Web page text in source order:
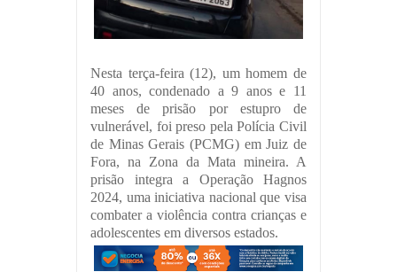
Nesta terça-feira (12), um homem de
40 anos, condenado a 9 anos e 11
meses de prisão por estupro de
vulnerável, foi preso pela Polícia Civil
de Minas Gerais (PCMG) em Juiz de
Fora, na Zona da Mata mineira. A
prisão integra a Operação Hagnos
2024, uma iniciativa nacional que visa
combater a violência contra crianças e
adolescentes em diversos estados.